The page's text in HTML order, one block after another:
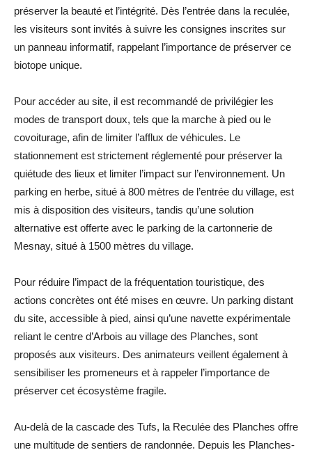
préserver la beauté et l’intégrité. Dès l’entrée dans la reculée,
les visiteurs sont invités à suivre les consignes inscrites sur
un panneau informatif, rappelant l’importance de préserver ce
biotope unique.
Pour accéder au site, il est recommandé de privilégier les
modes de transport doux, tels que la marche à pied ou le
covoiturage, afin de limiter l’afflux de véhicules. Le
stationnement est strictement réglementé pour préserver la
quiétude des lieux et limiter l’impact sur l’environnement. Un
parking en herbe, situé à 800 mètres de l’entrée du village, est
mis à disposition des visiteurs, tandis qu’une solution
alternative est offerte avec le parking de la cartonnerie de
Mesnay, situé à 1500 mètres du village.
Pour réduire l’impact de la fréquentation touristique, des
actions concrètes ont été mises en œuvre. Un parking distant
du site, accessible à pied, ainsi qu’une navette expérimentale
reliant le centre d’Arbois au village des Planches, sont
proposés aux visiteurs. Des animateurs veillent également à
sensibiliser les promeneurs et à rappeler l’importance de
préserver cet écosystème fragile.
Au-delà de la cascade des Tufs, la Reculée des Planches offre
une multitude de sentiers de randonnée. Depuis les Planches-